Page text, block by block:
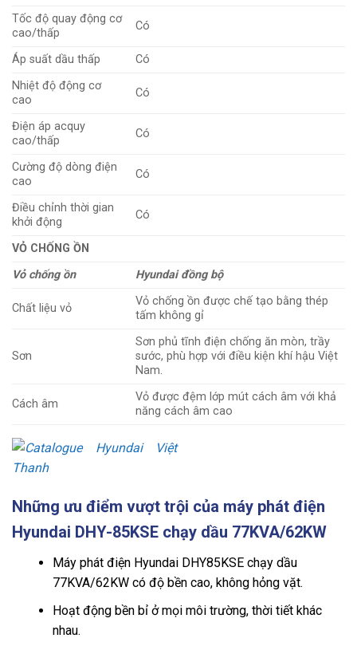
Tốc độ quay động cơ
cao/thấp
Có
Áp suất dầu thấp
Có
Nhiệt độ động cơ
cao
Có
Điện áp acquy
cao/thấp
Có
Cường độ dòng điện
cao
Có
Điều chỉnh thời gian
khởi động
Có
VỎ CHỐNG ỒN
Vỏ chống ồn
Hyundai đồng bộ
Chất liệu vỏ
Vỏ chống ồn được chế tạo bằng thép
tấm không gỉ
Sơn
Sơn phủ tĩnh điện chống ăn mòn, trầy
sước, phù hợp với điều kiện khí hậu Việt
Nam.
Cách âm
Vỏ được đệm lớp mút cách âm với khả
năng cách âm cao
Những ưu điểm vượt trội của máy phát điện
Hyundai DHY-85KSE chạy dầu 77KVA/62KW
Máy phát điện Hyundai DHY85KSE chạy dầu
77KVA/62KW có độ bền cao, không hỏng vặt.
Hoạt động bền bỉ ở mọi môi trường, thời tiết khác
nhau.